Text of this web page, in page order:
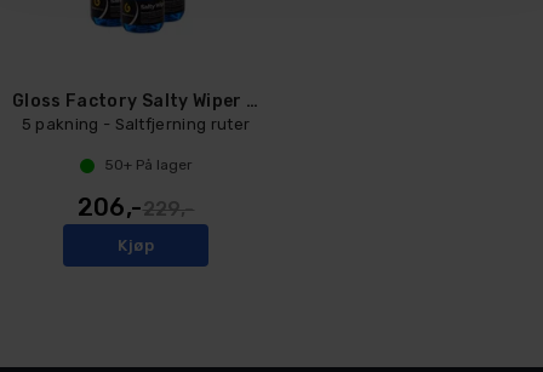
Gloss Factory Salty Wiper Boost 5 stk
5 pakning - Saltfjerning ruter
50+På lager
206,-229,-
Kjøp